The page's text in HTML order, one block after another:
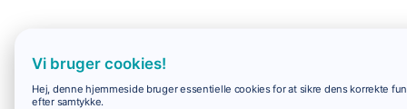
Vi bruger cookies!
Hej, denne hjemmeside bruger essentielle cookies for at sikre dens korrekte
efter samtykke.